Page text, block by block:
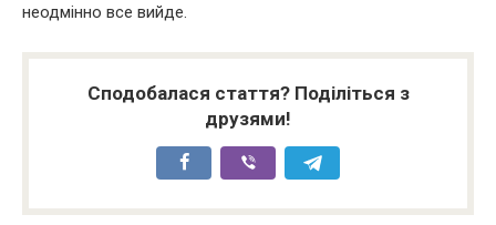
неодмінно все вийде.
Сподобалася стаття? Поділіться з
друзями!